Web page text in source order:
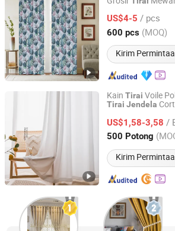
US$4-5 / pcs
600 pcs (MOQ)
Kirim
NINGBO JHF TEXTILE CO., LTD.
Zhejiang, China Harga
Kain Tirai Voile
Tirai Jendela
Transparan untuk
US$1,58-3,58 /
500 Potong
Kirim
Shaoxing Dongjing Mechanical
Zhejiang, China